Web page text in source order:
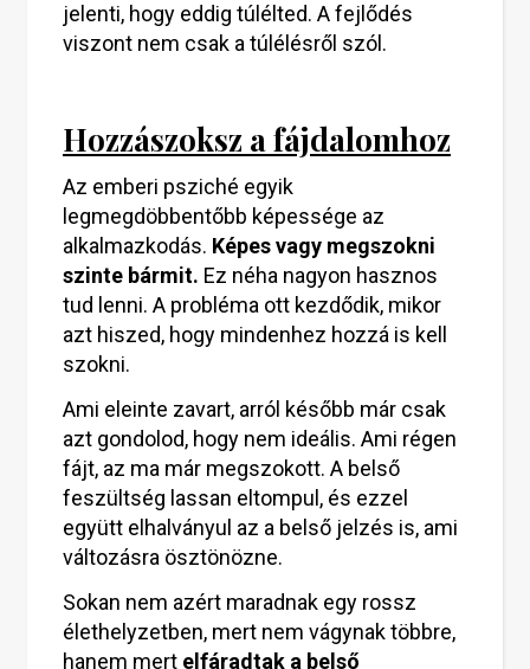
jelenti, hogy eddig túlélted. A fejlődés
viszont nem csak a túlélésről szól.
Hozzászoksz a fájdalomhoz
Az emberi psziché egyik
legmegdöbbentőbb képessége az
alkalmazkodás. Képes vagy megszokni
szinte bármit. Ez néha nagyon hasznos
tud lenni. A probléma ott kezdődik, mikor
azt hiszed, hogy mindenhez hozzá is kell
szokni.
Ami eleinte zavart, arról később már csak
azt gondolod, hogy nem ideális. Ami régen
fájt, az ma már megszokott. A belső
feszültség lassan eltompul, és ezzel
együtt elhalványul az a belső jelzés is, ami
változásra ösztönözne.
Sokan nem azért maradnak egy rossz
élethelyzetben, mert nem vágynak többre,
hanem mert elfáradtak a belső